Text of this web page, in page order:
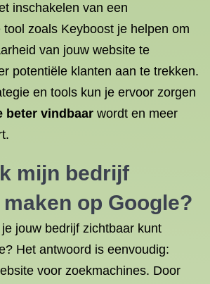
inschakelen van een
zoals Keyboost je helpen om
van jouw website te
potentiële klanten aan te trekken.
en tools kun je ervoor zorgen
beter vindbaar wordt en meer
mijn bedrijf
op Google?
jouw bedrijf zichtbaar kunt
Het antwoord is eenvoudig:
voor zoekmachines. Door